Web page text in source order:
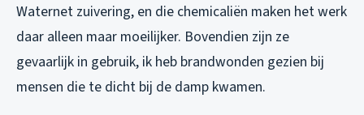
Waternet zuivering, en die chemicaliën maken het werk
daar alleen maar moeilijker. Bovendien zijn ze
gevaarlijk in gebruik, ik heb brandwonden gezien bij
mensen die te dicht bij de damp kwamen.